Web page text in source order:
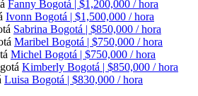
Fanny Bogotá | $1,200,000 / hora
Ivonn Bogotá | $1,500,000 / hora
Sabrina Bogotá | $850,000 / hora
Maribel Bogotá | $750,000 / hora
Michel Bogotá | $750,000 / hora
Kimberly Bogotá | $850,000 / hora
Luisa Bogotá | $830,000 / hora